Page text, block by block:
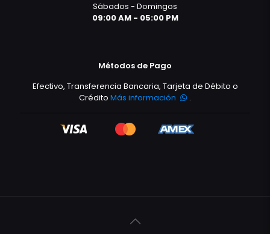
Sábados - Domingos
09:00 AM - 05:00 PM
Métodos de Pago
Efectivo, Transferencia Bancaria, Tarjeta de Débito o
CréditoMás información .